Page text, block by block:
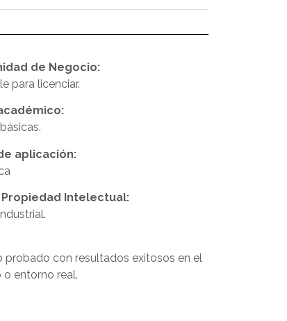
de Negocio:
para licenciar.
aplicación:
Intelectual:
probado con resultados exitosos en el
o entorno real.